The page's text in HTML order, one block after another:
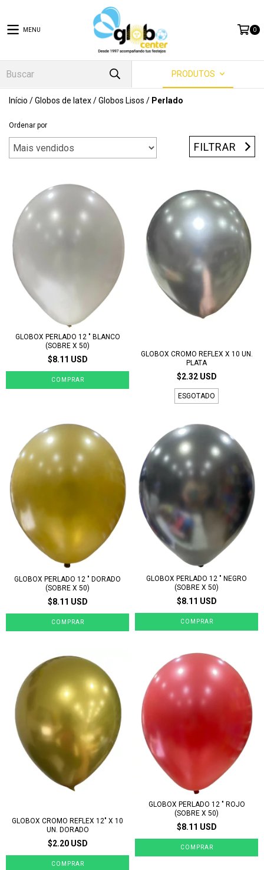
MENU 0
PRODUTOS
Início /Globos de latex/Globos Lisos / Perlado
Ordenar por
FILTRAR
GLOBOX PERLADO 12 " BLANCO
(SOBRE X 50)
$8.11 USD
GLOBOX CROMO REFLEX X 10 UN.
PLATA
$2.32 USD
ESGOTADO
GLOBOX PERLADO 12 " DORADO
(SOBRE X 50)
$8.11 USD
GLOBOX PERLADO 12 " NEGRO
(SOBRE X 50)
$8.11 USD
GLOBOX CROMO REFLEX 12" X 10
UN. DORADO
$2.20 USD
GLOBOX PERLADO 12 " ROJO
(SOBRE X 50)
$8.11 USD